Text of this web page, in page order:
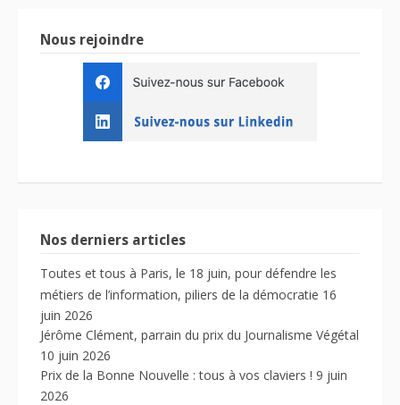
Nous rejoindre
Nos derniers articles
Toutes et tous à Paris, le 18 juin, pour défendre les
métiers de l’information, piliers de la démocratie 16
juin 2026
Jérôme Clément, parrain du prix du Journalisme Végétal
10 juin 2026
Prix de la Bonne Nouvelle : tous à vos claviers ! 9 juin
2026